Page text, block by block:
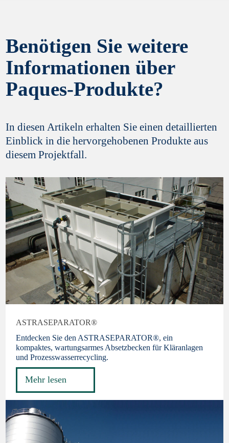
Benötigen Sie weitere
Informationen über
Paques-Produkte?
In diesen Artikeln erhalten Sie einen detaillierten
Einblick in die hervorgehobenen Produkte aus
diesem Projektfall.
ASTRASEPARATOR®
Entdecken Sie den ASTRASEPARATOR®, ein
kompaktes, wartungsarmes Absetzbecken für Kläranlagen
und Prozesswasserrecycling.
Mehr lesen